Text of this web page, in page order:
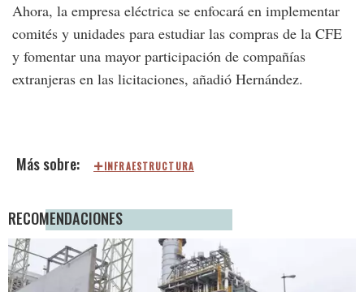
Ahora, la empresa eléctrica se enfocará en implementar
comités y unidades para estudiar las compras de la CFE
y fomentar una mayor participación de compañías
extranjeras en las licitaciones, añadió Hernández.
INFRAESTRUCTURA
RECOMENDACIONES